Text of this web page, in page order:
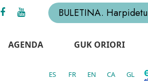
BULETINA. Harpidetu
AGENDA GUK ORIORI
ES FR EN CA GL